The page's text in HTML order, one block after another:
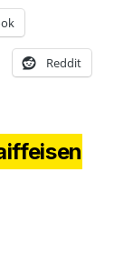
Reddit